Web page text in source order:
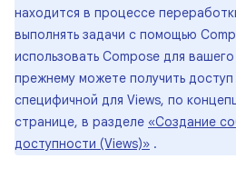
находится в процессе
выполнять задачи с помощью
использовать Compose для
прежнему можете получить
специфичной для Views, по
странице, в разделе «Создание
доступности (Views)» .